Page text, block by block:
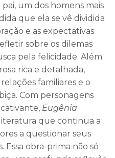
um dos homens mais
que ela se vê dividida
e as expectativas
sobre os dilemas
pela felicidade. Além
rica e detalhada,
familiares e o
Com personagens
Eugênia
que continua a
a questionar seus
Essa obra-prima não só